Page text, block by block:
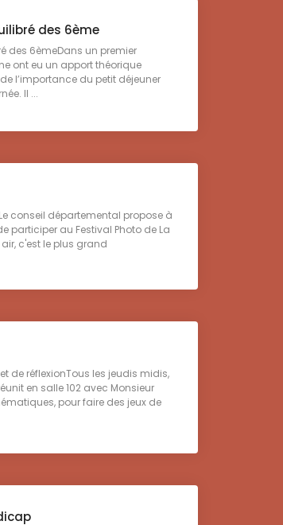
des 6ème
des 6èmeDans un premier
ont eu un apport théorique
l’importance du petit déjeuner
Il ...
conseil départemental propose à
participer au Festival Photo de La
c'est le plus grand
de réflexionTous les jeudis midis,
en salle 102 avec Monsieur
pour faire des jeux de